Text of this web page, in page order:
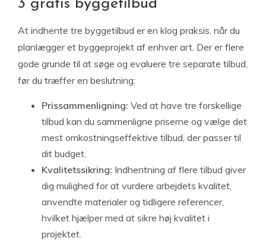
3 gratis byggetilbud
At indhente tre byggetilbud er en klog praksis, når du
planlægger et byggeprojekt af enhver art. Der er flere
gode grunde til at søge og evaluere tre separate tilbud,
før du træffer en beslutning:
Prissammenligning: Ved at have tre forskellige
tilbud kan du sammenligne priserne og vælge det
mest omkostningseffektive tilbud, der passer til
dit budget.
Kvalitetssikring: Indhentning af flere tilbud giver
dig mulighed for at vurdere arbejdets kvalitet,
anvendte materialer og tidligere referencer,
hvilket hjælper med at sikre høj kvalitet i
projektet.